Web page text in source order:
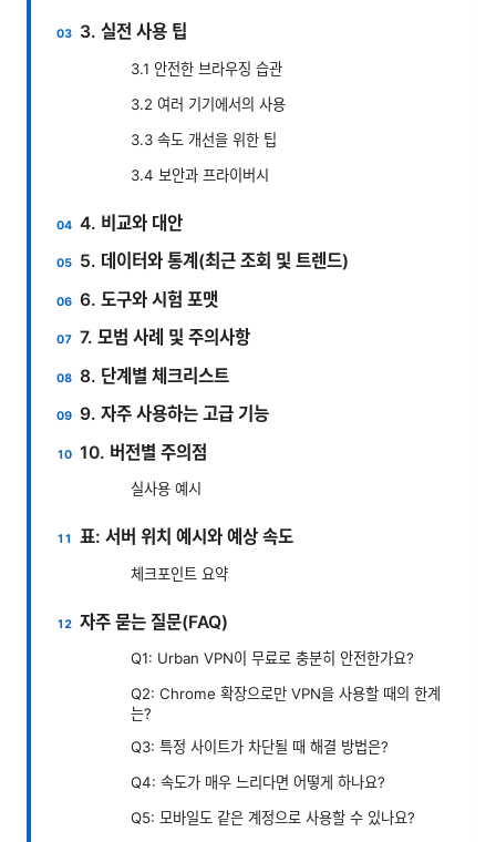
3. 실전 사용 팁
3.1 안전한 브라우징 습관
3.2 여러 기기에서의 사용
3.3 속도 개선을 위한 팁
3.4 보안과 프라이버시
4. 비교와 대안
5. 데이터와 통계(최근 조회 및 트렌드)
6. 도구와 시험 포맷
7. 모범 사례 및 주의사항
8. 단계별 체크리스트
9. 자주 사용하는 고급 기능
10. 버전별 주의점
실사용 예시
표: 서버 위치 예시와 예상 속도
체크포인트 요약
자주 묻는 질문(FAQ)
Q1: Urban VPN이 무료로 충분히 안전한가요?
Q2: Chrome 확장으로만 VPN을 사용할 때의 한계
는?
Q3: 특정 사이트가 차단될 때 해결 방법은?
Q4: 속도가 매우 느리다면 어떻게 하나요?
Q5: 모바일도 같은 계정으로 사용할 수 있나요?